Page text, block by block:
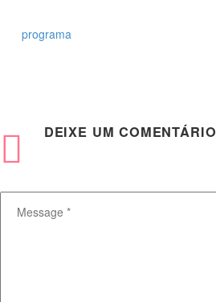
programa
DEIXE UM COMENTÁRIO